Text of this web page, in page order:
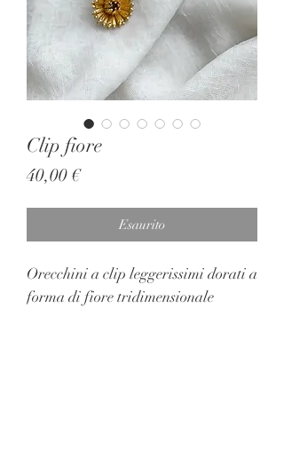
Clip fiore
40,00 €Prezzo
Esaurito
Orecchini a clip leggerissimi dorati a
forma di fiore tridimensionale